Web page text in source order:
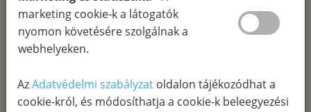
lesz az emBIO-val kezelt talaj.Ezen túl a nagyobb
fajszám másik fontos szerepe, hogy ebben a komplex
készítményben vannak olyan baktériumfajok is,
talajélet élénkítése, hanem az, hogy a többi -a
készítményben meglévő- baktérium számára kedvező
marketing cookie-k a látogatók
nyomon követésére szolgálnak a
webhelyeken.
AzAdatvédelmi szabályzat oldalon tájékozódhat a
cookie-król, és módosíthatja a cookie-k beleegyezési